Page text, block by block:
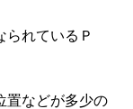
られているＰ
置などが多少の